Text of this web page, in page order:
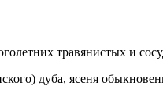
травянистых и
дуба, ясеня